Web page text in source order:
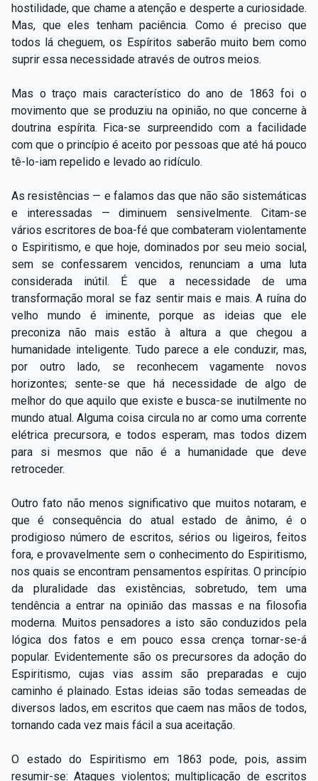
hostilidade, que chame a atenção e desperte a curiosidade.
Mas, que eles tenham paciência. Como é preciso que
todos lá cheguem, os Espíritos saberão muito bem como
suprir essa necessidade através de outros meios.
Mas o traço mais característico do ano de 1863 foi o
movimento que se produziu na opinião, no que concerne à
doutrina espírita. Fica-se surpreendido com a facilidade
com que o princípio é aceito por pessoas que até há pouco
tê-lo-iam repelido e levado ao ridículo.
As resistências — e falamos das que não são sistemáticas
e interessadas — diminuem sensivelmente. Citam-se
vários escritores de boa-fé que combateram violentamente
o Espiritismo, e que hoje, dominados por seu meio social,
sem se confessarem vencidos, renunciam a uma luta
considerada inútil. É que a necessidade de uma
transformação moral se faz sentir mais e mais. A ruína do
velho mundo é iminente, porque as ideias que ele
preconiza não mais estão à altura a que chegou a
humanidade inteligente. Tudo parece a ele conduzir, mas,
por outro lado, se reconhecem vagamente novos
horizontes; sente-se que há necessidade de algo de
melhor do que aquilo que existe e busca-se inutilmente no
mundo atual. Alguma coisa circula no ar como uma corrente
elétrica precursora, e todos esperam, mas todos dizem
para si mesmos que não é a humanidade que deve
retroceder.
Outro fato não menos significativo que muitos notaram, e
que é consequência do atual estado de ânimo, é o
prodigioso número de escritos, sérios ou ligeiros, feitos
fora, e provavelmente sem o conhecimento do Espiritismo,
nos quais se encontram pensamentos espíritas. O princípio
da pluralidade das existências, sobretudo, tem uma
tendência a entrar na opinião das massas e na filosofia
moderna. Muitos pensadores a isto são conduzidos pela
lógica dos fatos e em pouco essa crença tornar-se-á
popular. Evidentemente são os precursores da adoção do
Espiritismo, cujas vias assim são preparadas e cujo
caminho é plainado. Estas ideias são todas semeadas de
diversos lados, em escritos que caem nas mãos de todos,
tornando cada vez mais fácil a sua aceitação.
O estado do Espiritismo em 1863 pode, pois, assim
resumir-se: Ataques violentos; multiplicação de escritos